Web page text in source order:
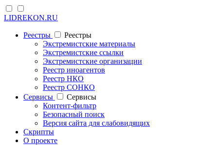
LIDREKON.RU
Реестры
Реестры
Экстремистские материалы
Экстремистские ссылки
Экстремистские организации
Реестр иноагентов
Реестр НКО
Реестр СОНКО
Cервисы
Cервисы
Контент-фильтр
Безопасный поиск
Версия сайта для слабовидящих
Скрипты
О проекте